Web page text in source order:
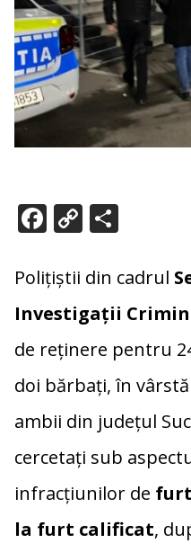
F
e
b
o
o
k
C
p
y
Li
n
k
P
ta
je
az
ă
Polițiștii din cadrul
Investigații
de reținere pentru
doi bărbați, în
ambii din județul
cercetați sub
infracțiunilor de
la furt calificat,